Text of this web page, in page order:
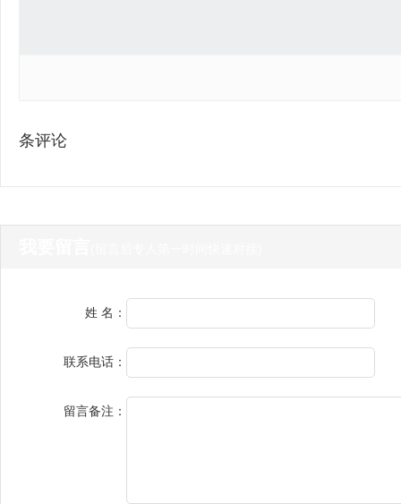
条评论
姓 名：
联系电话：
留言备注：